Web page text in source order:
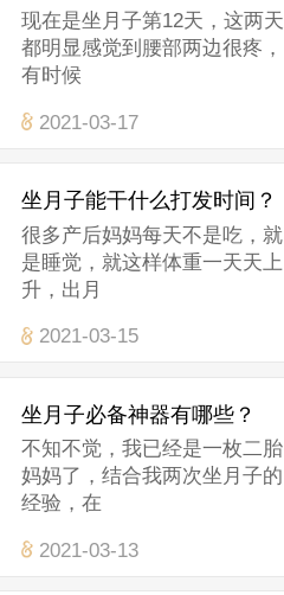
现在是坐月子第12天，这两天
都明显感觉到腰部两边很疼，
有时候
2021-03-17
坐月子能干什么打发时间？
很多产后妈妈每天不是吃，就
是睡觉，就这样体重一天天上
升，出月
2021-03-15
坐月子必备神器有哪些？
不知不觉，我已经是一枚二胎
妈妈了，结合我两次坐月子的
经验，在
2021-03-13